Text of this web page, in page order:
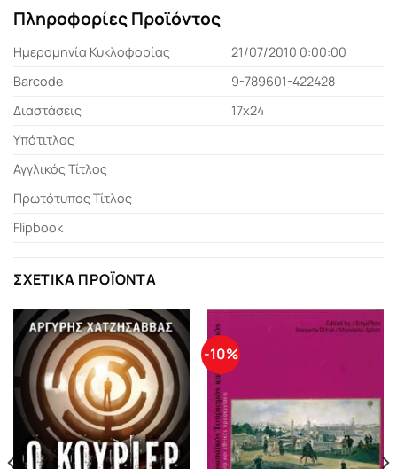
Πληροφορίες Προϊόντος
Ημερομηνία Κυκλοφορίας
21/07/2010 0:00:00
Barcode
9-789601-422428
Διαστάσεις
17x24
Υπότιτλος
Αγγλικός Τίτλος
Πρωτότυπος Τίτλος
Flipbook
ΣΧΕΤΙΚΆ ΠΡΟΪΌΝΤΑ
-10%